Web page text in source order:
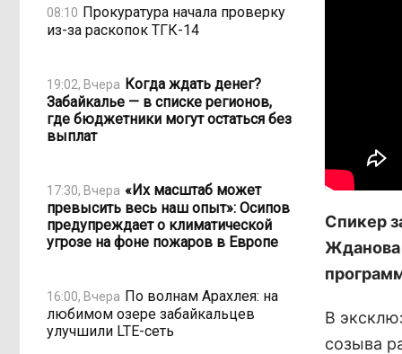
08:10 Прокуратура начала проверку
из-за раскопок ТГК-14
19:02, Вчера Когда ждать денег?
Забайкалье — в списке регионов,
где бюджетники могут остаться без
выплат
17:30, Вчера «Их масштаб может
превысить весь наш опыт»: Осипов
предупреждает о климатической
угрозе на фоне пожаров в Европе
16:00, Вчера По волнам Арахлея: на
любимом озере забайкальцев
улучшили LTE-сеть
Спикер
Жданова
В
созыва